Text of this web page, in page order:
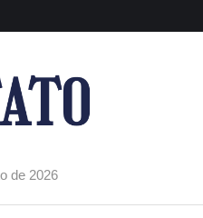
de 2026